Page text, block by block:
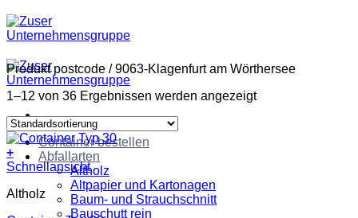
Zum
Inhalt
springen
Container bestellen
Abfallarten
Altholz
Altpapier und Kartonagen
Baum- und Strauchschnitt
Bauschutt rein
Produkt postcode /9063-Klagenfurt am Wörthersee
1–12 von 36 Ergebnissen werden angezeigt
+
Schnellansicht
Altholz